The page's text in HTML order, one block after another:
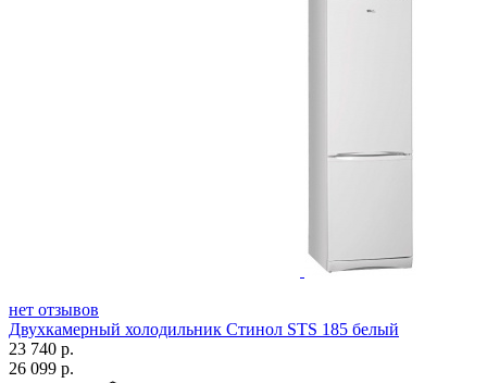
нет отзывов
Двухкамерный холодильник Стинол STS 185 белый
23 740 р.
26 099 р.